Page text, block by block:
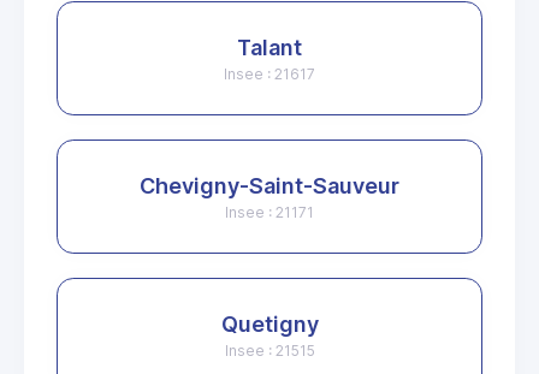
Talant
Insee : 21617
Chevigny-Saint-Sauveur
Insee : 21171
Quetigny
Insee : 21515